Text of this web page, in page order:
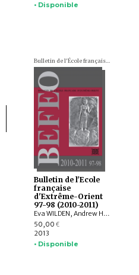
• Disponible
Bulletin de l'École française d'Extrême-Orient (BEFEO)
Bulletin de l'Ecole
française
d'Extrême-Orient
97-98 (2010-2011)
Eva WILDEN, Andrew HARDY, Pierre PICHARD, Charlotte SCHMID, Paola CALANCA, Michel LORRILLARD, Éric BOURDONNEAU, Arlo GRIFFITHS, Dominique SOUTIF, Julia ESTEVE, BASKORO D. TJAHJONO, Véronique DEGROOT, Gilles DELOUCHE , Frédéric CONSTANT, Damian EVANS, Christine HAWIXBROCK, Hubert de MESTIER du BOURG
50,00 €
2013
• Disponible